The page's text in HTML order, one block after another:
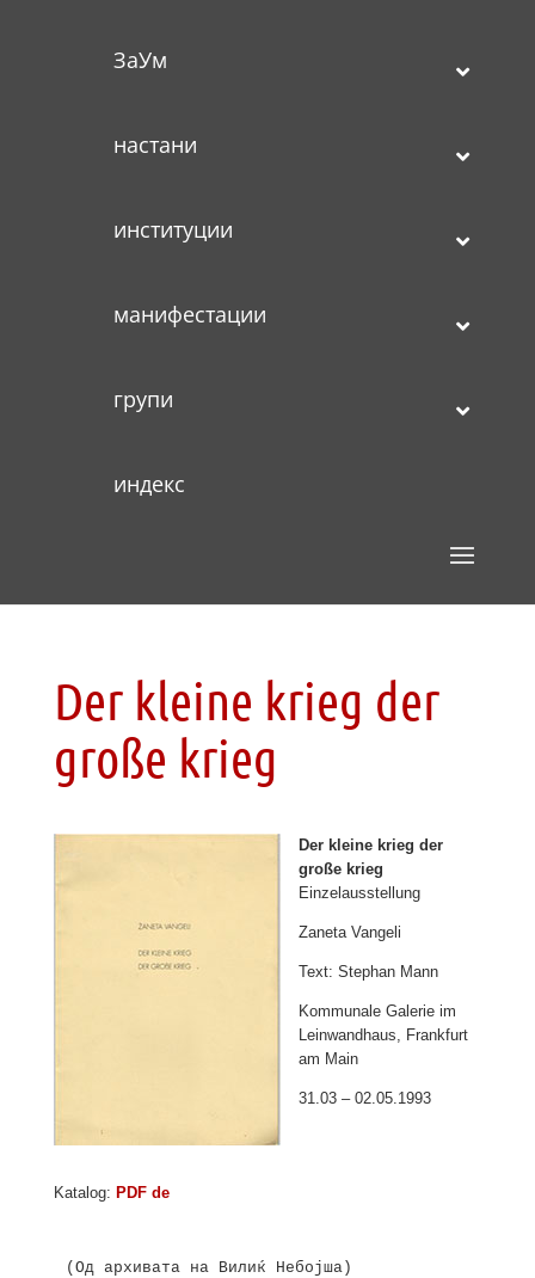
ЗаУм
настани
институции
манифестации
групи
индекс
Der kleine krieg der
große krieg
Der kleine krieg der
große krieg
Einzelausstellung
Zaneta Vangeli
Text: Stephan Mann
Kommunale Galerie im
Leinwandhaus, Frankfurt
am Main
31.03 – 02.05.1993
Katalog: PDF de
(Од архивата на Вилиќ Небојша)